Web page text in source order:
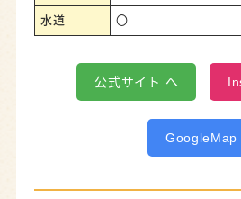
水道 〇
公式サイト へ
GoogleMap